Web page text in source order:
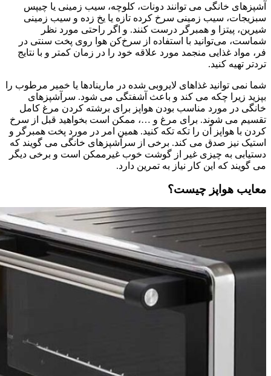
آشپزهای خانگی می توانند دونات، کلوچه، سیب زمینی یا چیپس
سبزیجات، سیب زمینی سرخ کرده تازه یا یخ زده و سیب زمینی
شیرین، پیتزا و همبرگر درست کنند. و اگر راحتی مورد نظر
شماست، می‌توانید با استفاده از سرخ‌کن هوا روی پخت سنتی در
فر، مواد غذایی منجمد مورد علاقه خود را در زمان کمتر و با نتایج
تردتر تهیه کنید.
شما نمی توانید غذاهای لایروبی شده در مارینادها یا خمیر مرطوب را
بپزید زیرا چکه می کند و باعث آشفتگی می شود. سرآشپزهای
خانگی در مورد مناسب بودن هواپز برای برشته کردن مرغ کامل
تقسیم می شوند. برای مرغ و …، ممکن است بخواهید قبل از سرخ
کردن با هواپز آن را تکه تکه کنید. همین امر در مورد پخت همبرگر و
استیک نیز صدق می کند. برخی از سرآشپزهای خانگی می گویند که
دستیابی به چیزی غیر از گوشت خوب غیرممکن است و برخی دیگر
می گویند که این کار نیاز به تمرین دارد.
معایب هواپز چیست؟